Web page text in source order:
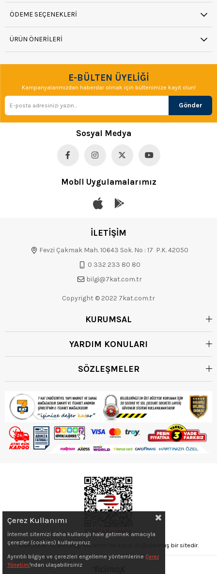
ÖDEME SEÇENEKLERI
ÜRÜN ÖNERILERI
E-BÜLTEN ÜYELİĞİ
Kampanyalarımızdan haberdar olmak için bültenimize kayıt olun!
Gönder
Sosyal Medya
Mobil Uygulamalarımız
İLETİŞİM
Fevzi Çakmak Mah. 10643 Sok. No : 17 P.K. 42050
0 332 233 80 80
bilgi@7kat.com.tr
Copyright © 2022 7kat.com.tr
KURUMSAL
YARDIM KONULARI
SÖZLEŞMELER
Elektronik Ticaret Bilgi Sistemin'de kaydı doğrulanmış bir sitedir.
Çerez Kullanımı
İnternet sitemizi daha kullanışlı hale getirmek amacıyla
çerezler (cookies) kullanıyoruz.
Ayrıntılı bilgiye ve çerezleri engelleme yöntemlerine Çerez
Yönetimi'ndan ulaşabilirsiniz